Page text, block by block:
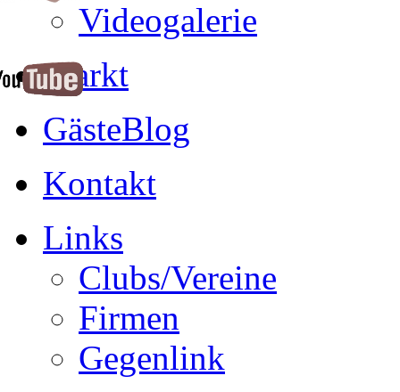
Videogalerie
Markt
GästeBlog
Kontakt
Links
Clubs/Vereine
Firmen
Gegenlink